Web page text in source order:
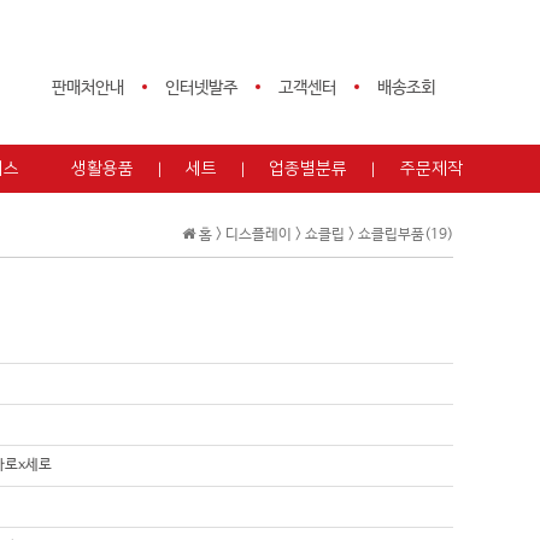
판매처안내 인터넷발주 고객센터 배송조회
생활용품 세트 업종별분류 주문제작
홈 > 디스플레이 > 쇼클립 > 쇼클립부품(19)
x세로